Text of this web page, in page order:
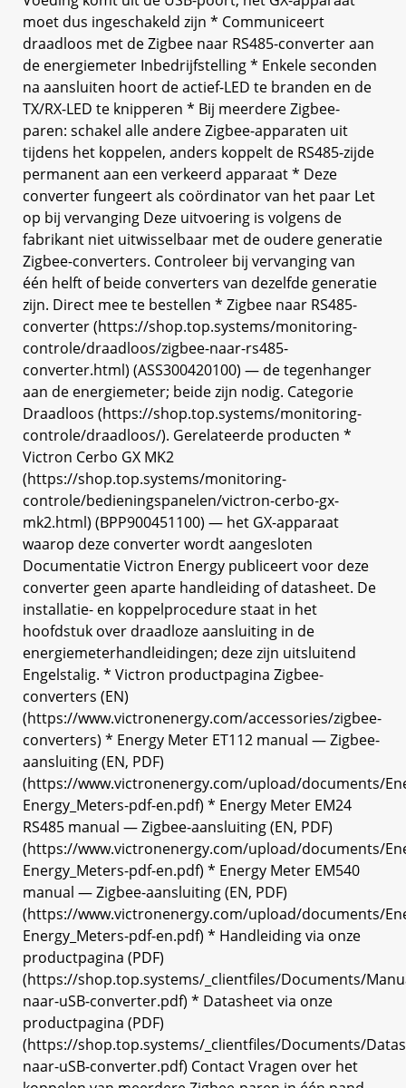
moet dus ingeschakeld zijn * Communiceert
draadloos met de Zigbee naar RS485-converter aan
de energiemeter Inbedrijfstelling * Enkele seconden
na aansluiten hoort de actief-LED te branden en de
TX/RX-LED te knipperen * Bij meerdere Zigbee-
paren: schakel alle andere Zigbee-apparaten uit
tijdens het koppelen, anders koppelt de RS485-zijde
permanent aan een verkeerd apparaat * Deze
converter fungeert als coördinator van het paar Let
op bij vervanging Deze uitvoering is volgens de
fabrikant niet uitwisselbaar met de oudere generatie
Zigbee-converters. Controleer bij vervanging van
één helft of beide converters van dezelfde generatie
zijn. Direct mee te bestellen * Zigbee naar RS485-
converter (https://shop.top.systems/monitoring-
controle/draadloos/zigbee-naar-rs485-
converter.html) (ASS300420100) — de tegenhanger
aan de energiemeter; beide zijn nodig. Categorie
Draadloos (https://shop.top.systems/monitoring-
controle/draadloos/). Gerelateerde producten *
Victron Cerbo GX MK2
(https://shop.top.systems/monitoring-
controle/bedieningspanelen/victron-cerbo-gx-
mk2.html) (BPP900451100) — het GX-apparaat
waarop deze converter wordt aangesloten
Documentatie Victron Energy publiceert voor deze
converter geen aparte handleiding of datasheet. De
installatie- en koppelprocedure staat in het
hoofdstuk over draadloze aansluiting in de
energiemeterhandleidingen; deze zijn uitsluitend
Engelstalig. * Victron productpagina Zigbee-
converters (EN)
(https://www.victronenergy.com/accessories/zigbee-
converters) * Energy Meter ET112 manual — Zigbee-
aansluiting (EN, PDF)
(https://www.victronenergy.com/upload/documents/
Energy_Meters-pdf-en.pdf) * Energy Meter EM24
RS485 manual — Zigbee-aansluiting (EN, PDF)
(https://www.victronenergy.com/upload/documents/
Energy_Meters-pdf-en.pdf) * Energy Meter EM540
manual — Zigbee-aansluiting (EN, PDF)
(https://www.victronenergy.com/upload/documents/
Energy_Meters-pdf-en.pdf) * Handleiding via onze
productpagina (PDF)
(https://shop.top.systems/_clientfiles/Documents/
naar-uSB-converter.pdf) * Datasheet via onze
productpagina (PDF)
(https://shop.top.systems/_clientfiles/Documents/
naar-uSB-converter.pdf) Contact Vragen over het